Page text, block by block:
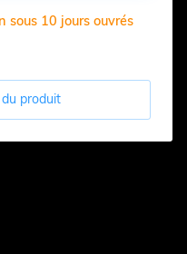
sous 10 jours ouvrés
produit